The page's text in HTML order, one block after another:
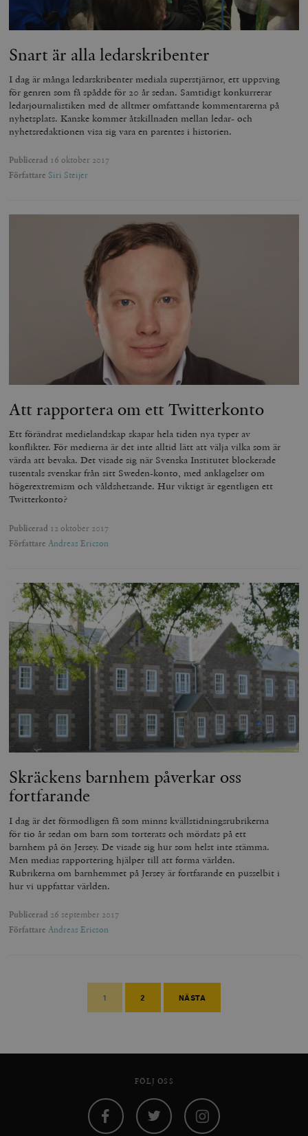
Snart är alla ledarskribenter
I dag är många ledarskribenter mediala superstjärnor, ett uppsving
för genren som få spådde för 20 år sedan. Samtidigt konkurrerar
ledarjournalistiken med de alltmer omfattande kommentarerna på
nyhetsplats. Kanske kommer åtskillnaden mellan ledar- och
nyhetsredaktionen visa sig vara en parentes i historien.
Publicerad 16 oktober 2017
Författare Siri Steijer
Att rapportera om ett Twitterkonto
Ett förändrat medielandskap skapar hela tiden nya typer av
konflikter. För medierna är det inte alltid lätt att välja vilka som är
värda att bevaka. Det visade sig när Svenska Institutet blockerade
tusentals svenskar från sitt Sweden-konto, med anklagelser om
högerextremism och våldshetsande. Hur viktigt är egentligen ett
Twitterkonto?
Publicerad 12 oktober 2017
Författare Andreas Ericson
Skräckens barnhem påverkar oss
fortfarande
I dag är det förmodligen få som minns kvällstidningsrubrikerna
för tio år sedan om barn som torterats och mördats på ett
barnhem på ön Jersey. De visade sig hur som helst inte stämma.
Men medias rapportering hjälper till att forma världen.
Rubrikerna om barnhemmet på Jersey är fortfarande en pusselbit i
hur vi uppfattar världen.
Publicerad 26 september 2017
Författare Andreas Ericson
1 2 NÄSTA
FÖLJ OSS